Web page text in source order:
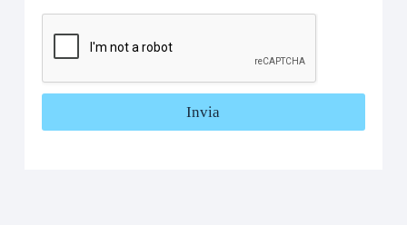
p
o
Invia